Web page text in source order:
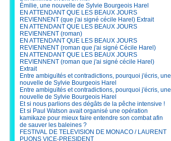
Émilie, une nouvelle de Sylvie Bourgeois Harel
EN ATTENDANT QUE LES BEAUX JOURS
REVIENNENT (que j'ai signé cécile Harel) Extrait
EN ATTENDANT QUE LES BEAUX JOURS
REVIENNENT (roman)
EN ATTENDANT QUE LES BEAUX JOURS
REVIENNENT (roman que j'ai signé Cécile Harel)
EN ATTENDANT QUE LES BEAUX JOURS
REVIENNENT (roman que j'ai signé cécile Harel)
Extrait
Entre ambiguïtés et contradictions, pourquoi j'écris, une
nouvelle de Sylvie Bourgeois Harel
Entre ambiguïtés et contradictions, pourquoi j'écris, une
nouvelle de Sylvie Bourgeois Harel
Et si nous parlions des dégâts de la pêche intensive !
Et si Paul Watson avait organisé une opération
kamikaze pour mieux faire entendre son combat afin
de sauver les baleines ?
FESTIVAL DE TELEVISION DE MONACO / LAURENT
PUONS VICE-PRESIDENT